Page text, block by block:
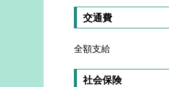
交通費
全額支給
社会保険